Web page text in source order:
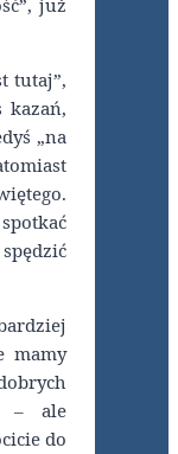
już
tutaj”,
kazań,
„na
mamy
– ale
do